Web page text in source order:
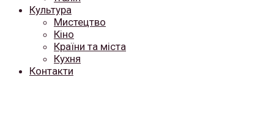
Культура
Мистецтво
Кіно
Країни та міста
Кухня
Контакти